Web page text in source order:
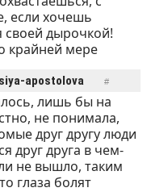
если хочешь
своей дырочкой!
крайней мере
apostolova #
ОТВЕТИТЬ
лишь бы на
не понимала,
друг другу люди
друг друга в чем-
не вышло, таким
глаза болят